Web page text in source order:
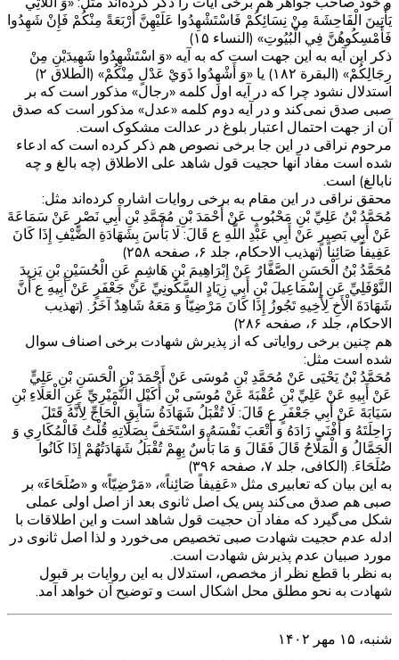
يَأْتِينَ الْفَاحِشَةَ مِنْ نِسَائِكُمْ فَاسْتَشْهِدُوا عَلَيْهِنَّ أَرْبَعَةً مِنْكُمْ فَإِنْ شَهِدُوا
فَأَمْسِكُوهُنَّ فِي الْبُيُوتِ» (النساء ۱۵)
ذکر این آیه به این جهت است که به آیه «وَ اسْتَشْهِدُوا شَهِيدَيْنِ مِنْ
رِجَالِكُمْ» (البقرة ۱۸۲) یا «وَ أَشْهِدُوا ذَوَيْ عَدْلٍ مِنْكُمْ» (الطلاق ۲)
استدلال نشود چرا که در آیه اول کلمه «رجال» مذکور است که بر
صبی صدق نمی‌کند و در آیه دوم کلمه «عدل» مذکور است که صدق
آن از جهت احتمال اعتبار بلوغ در عدالت مشکوک است.
مرحوم نراقی در این جا برخی نصوص هم ذکر کرده است که ادعاء
شده است مفاد آنها حجیت قول شاهد علی الاطلاق (چه بالغ و چه
نابالغ) است.
محقق نراقی در این مقام به برخی روایات اشاره کرده‌اند مثل:
مُحَمَّدُ بْنُ عَلِيِّ بْنِ مَحْبُوبٍ عَنْ أَحْمَدَ بْنِ مُحَمَّدِ بْنِ أَبِي نَصْرٍ عَنْ سَمَاعَةَ
عَنْ أَبِي بَصِيرٍ عَنْ أَبِي عَبْدِ اللَّهِ ع قَالَ: لَا بَأْسَ بِشَهَادَةِ الضَّيْفِ إِذَا كَانَ
عَفِيفاً صَائِناً (تهذیب الاحکام، جلد ۶، صفحه ۲۵۸)
مُحَمَّدُ بْنُ الْحَسَنِ الصَّفَّارُ عَنْ إِبْرَاهِيمَ بْنِ هَاشِمٍ عَنِ الْحُسَيْنِ بْنِ يَزِيدَ
النَّوْفَلِيِّ عَنِ إِسْمَاعِيلَ بْنِ أَبِي زِيَادٍ السَّكُونِيِّ عَنْ جَعْفَرٍ عَنْ أَبِيهِ ع أَنَّ
شَهَادَةَ الْأَخِ لِأَخِيهِ تَجُوزُ إِذَا كَانَ مَرْضِيّاً وَ مَعَهُ شَاهِدٌ آخَرُ. (تهذیب
الاحکام، جلد ۶، صفحه ۲۸۶)
هم چنین برخی روایاتی که از پذیرش شهادت برخی اصناف سوال
شده است مثل:
مُحَمَّدُ بْنُ يَحْيَى عَنْ مُحَمَّدِ بْنِ مُوسَى عَنْ أَحْمَدَ بْنِ الْحَسَنِ بْنِ عَلِيٍّ
عَنْ أَبِيهِ عَنْ عَلِيِّ بْنِ عُقْبَةَ عَنْ مُوسَى بْنِ أُكَيْلٍ النُّمَيْرِيِّ عَنِ الْعَلَاءِ بْنِ
سَيَابَةَ عَنْ أَبِي جَعْفَرٍ ع قَالَ: لَا تُقْبَلُ شَهَادَةُ سَابِقِ الْحَاجِّ لِأَنَّهُ قَتَلَ
رَاحِلَتَهُ وَ أَفْنَى زَادَهُ وَ أَتْعَبَ نَفْسَهُ وَ اسْتَخَفَّ بِصَلَاتِهِ قُلْتُ فَالْمُكَارِي وَ
الْجَمَّالُ وَ الْمَلَّاحُ قَالَ فَقَالَ وَ مَا بَأْسٌ بِهِمْ تُقْبَلُ شَهَادَتُهُمْ إِذَا كَانُوا
صُلَحَاءَ. (الکافی، جلد ۷، صفحه ۳۹۶)
به این بیان که تعابیری مثل «عَفِيفاً صَائِناً»، «مَرْضِيّاً» و «صُلَحَاءَ» بر
صبی هم صدق می‌کند پس یک اصل ثانوی بعد از اصل اولی عملی
شکل می‌گیرد که مفاد آن حجیت قول شاهد است و این اطلاقات با
ادله عدم حجیت شهادت صبی تخصیص می‌خورد و لذا اصل ثانوی در
مورد صبیان عدم پذیرش شهادت است.
به نظر با قطع نظر از مخصص، استدلال به این روایات بر قبول
شهادت به نحو مطلق محل اشکال است و توضیح آن خواهد آمد.
شنبه، ۱۵ مهر ۱۴۰۲